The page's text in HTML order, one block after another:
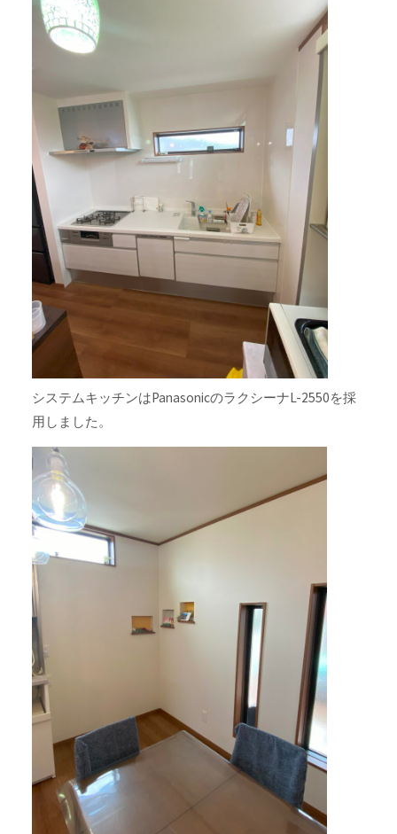
システムキッチンはPanasonicのラクシーナL-2550を採
用しました。